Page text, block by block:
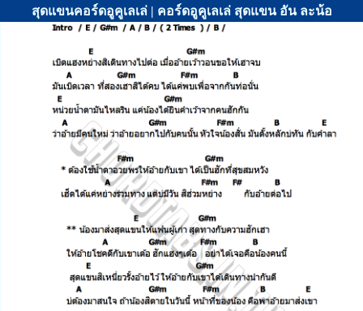
สุดแขนคอร์ดอูคูเลเล่ | คอร์ดอูคูเลเล่ สุดแขน อัน ละน้อ